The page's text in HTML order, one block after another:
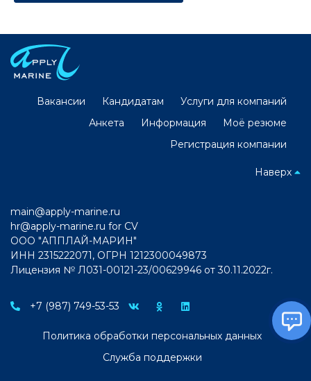
Вакансии Кандидатам
Услуги для компаний
Анкета
Информация
Моё резюме
Регистрация компании
Наверх
main@apply-marine.ru
hr@apply-marine.ru for CV
ООО "АППЛАЙ-МАРИН"
ИНН 2315222071, ОГРН 1212300049873
Лицензия № Л031-00121-23/00629946 от 30.11.2022г.
+7 (987) 749-53-53
Политика обработки персональных данных
Служба поддержки